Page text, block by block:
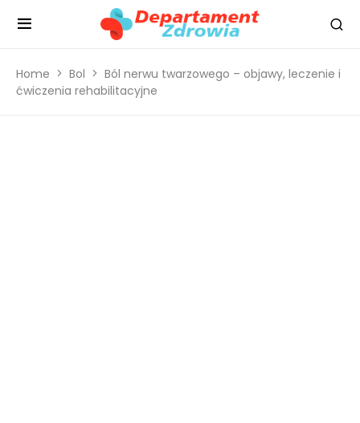
Home Bol
Ból nerwu twarzowego – objawy, leczenie i
ćwiczenia rehabilitacyjne